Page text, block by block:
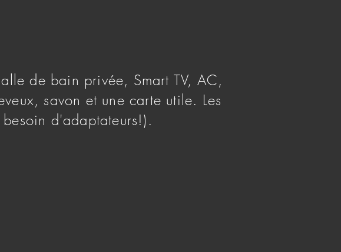
de bain privée, Smart TV, AC,
savon et une carte utile. Les
d'adaptateurs!).